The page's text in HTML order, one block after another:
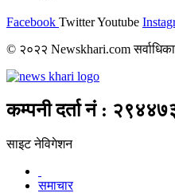
Facebook TwitterYoutube
© २०२२ Newskhari.com
कम्पनी दर्ता नं :
साइट नेविगेशन
समाचार